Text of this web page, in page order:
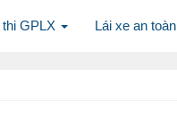
GPLX Lái xe an toàn